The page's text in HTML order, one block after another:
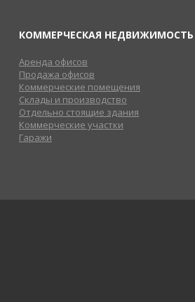
КОММЕРЧЕСКАЯ НЕДВИЖИМОСТЬ
Аренда офисов
Продажа офисов
Коммерческие помещения
Склады и производство
Отдельно стоящие здания
Коммерческие участки
Гаражи